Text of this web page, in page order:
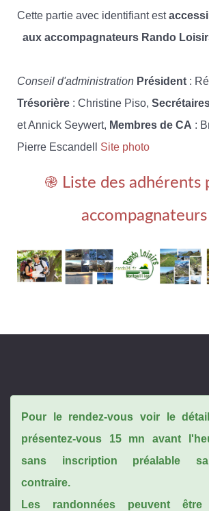
Cette partie avec identifiant est
aux accompagnateurs Rando
Conseil d'administration Président :
Trésorière : Christine Piso,
et Annick Seywert, Membres de CA :
Pierre Escandell Site photo
֎ Liste des adhérents
Pour le rendez-vous voir le
présentez-vous 15 mn avant
sans inscription préalable
contraire.
Les randonnées peuvent